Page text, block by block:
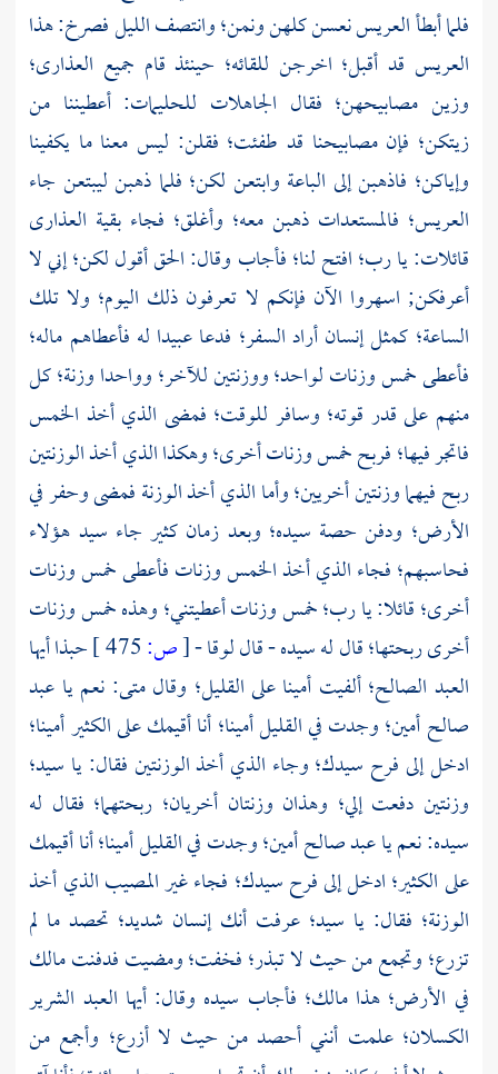
فلما أبطأ العريس نعسن كلهن ونمن؛ وانتصف الليل فصرخ: هذا
العريس قد أقبل؛ اخرجن للقائه؛ حينئذ قام جميع العذارى؛
وزين مصابيحهن؛ فقال الجاهلات للحليمات: أعطيننا من
زيتكن؛ فإن مصابيحنا قد طفئت؛ فقلن: ليس معنا ما يكفينا
وإياكن؛ فاذهبن إلى الباعة وابتعن لكن؛ فلما ذهبن ليبتعن جاء
العريس؛ فالمستعدات ذهبن معه؛ وأغلق؛ فجاء بقية العذارى
قائلات: يا رب؛ افتح لنا؛ فأجاب وقال: الحق أقول لكن؛ إني لا
أعرفكن; اسهروا الآن فإنكم لا تعرفون ذلك اليوم؛ ولا تلك
الساعة؛ كمثل إنسان أراد السفر؛ فدعا عبيدا له فأعطاهم ماله؛
فأعطى خمس وزنات لواحد؛ ووزنتين للآخر؛ وواحدا وزنة؛ كل
منهم على قدر قوته؛ وسافر للوقت؛ فمضى الذي أخذ الخمس
فاتجر فيها؛ فربح خمس وزنات أخرى؛ وهكذا الذي أخذ الوزنتين
ربح فيهما وزنتين أخريين؛ وأما الذي أخذ الوزنة فمضى وحفر في
الأرض؛ ودفن حصة سيده؛ وبعد زمان كثير جاء سيد هؤلاء
فحاسبهم؛ فجاء الذي أخذ الخمس وزنات فأعطى خمس وزنات
أخرى؛ قائلا: يا رب؛ خمس وزنات أعطيتني؛ وهذه خمس وزنات
أخرى ربحتها؛ قال له سيده - قاللوقا-
[ص:
حبذا أيها
العبد الصالح؛ ألفيت أمينا على القليل؛ وقالمتى: نعم يا عبد
صالح أمين؛ وجدت في القليل أمينا؛ أنا أقيمك على الكثير أمينا؛
ادخل إلى فرح سيدك؛ وجاء الذي أخذ الوزنتين فقال: يا سيد؛
وزنتين دفعت إلي؛ وهذان وزنتان أخريان؛ ربحتهما؛ فقال له
سيده: نعم يا عبد صالح أمين؛ وجدت في القليل أمينا؛ أنا أقيمك
على الكثير؛ ادخل إلى فرح سيدك؛ فجاء غير المصيب الذي أخذ
الوزنة؛ فقال: يا سيد؛ عرفت أنك إنسان شديد؛ تحصد ما لم
تزرع؛ وتجمع من حيث لا تبذر؛ فخفت؛ ومضيت فدفنت مالك
في الأرض؛ هذا مالك؛ فأجاب سيده وقال: أيها العبد الشرير
الكسلان؛ علمت أنني أحصد من حيث لا أزرع؛ وأجمع من